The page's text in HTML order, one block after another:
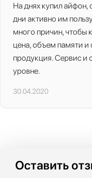
На днях купил айфон,
дни активно им
много причин, чтобы
цена, объем памяти и
продукция. Сервис и
уровне.
30.04.2020
Оставить